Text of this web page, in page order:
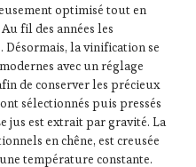
optimisé tout en
fil des années les
la vinification se
avec un réglage
de conserver les précieux
sélectionnés puis pressés
jus est extrait par gravité. La
en chêne, est creusée
température constante.